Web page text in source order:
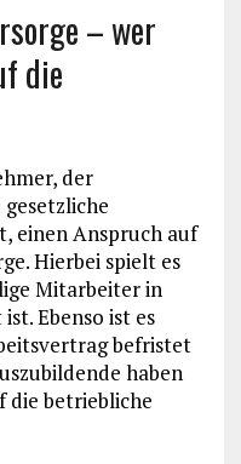
– wer
die
der
einen Anspruch auf
Hierbei spielt es
Mitarbeiter in
Ebenso ist es
befristet
haben
die betriebliche